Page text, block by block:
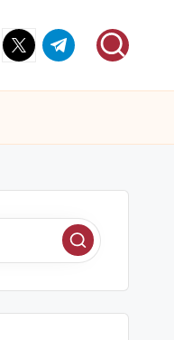
Elemento
del
Elemento
del